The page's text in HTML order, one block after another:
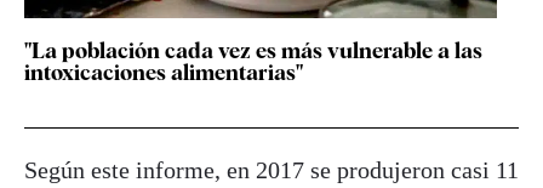
"La población cada vez es más vulnerable a las
intoxicaciones alimentarias"
Según este informe, en 2017 se produjeron casi 11